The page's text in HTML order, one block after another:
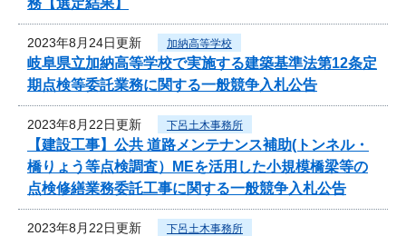
2023年8月24日更新 加納高等学校
岐阜県立加納高等学校で実施する建築基準法第12条定
期点検等委託業務に関する一般競争入札公告
2023年8月22日更新 下呂土木事務所
【建設工事】公共 道路メンテナンス補助(トンネル・
橋りょう等点検調査）MEを活用した小規模橋梁等の
点検修繕業務委託工事に関する一般競争入札公告
2023年8月22日更新 下呂土木事務所